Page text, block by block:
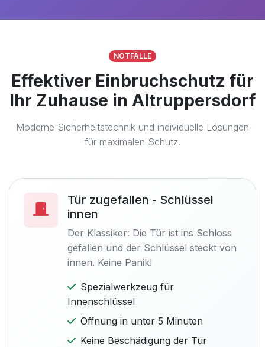
NOTFÄLLE
Effektiver Einbruchschutz für
Ihr Zuhause in Altruppersdorf
Moderne Sicherheitstechnik und individuelle Lösungen
für maximalen Schutz.
Tür zugefallen - Schlüssel
innen
Der Klassiker: Die Tür ist ins Schloss
gefallen und der Schlüssel steckt von
innen. Keine Panik!
Spezialwerkzeug für
Innenschlüssel
Öffnung in unter 5 Minuten
Keine Beschädigung der Tür